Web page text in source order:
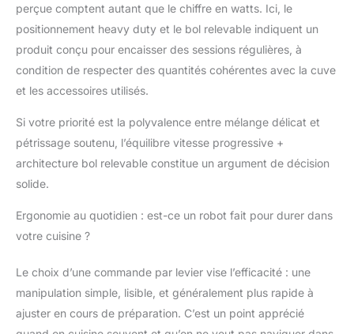
perçue comptent autant que le chiffre en watts. Ici, le
positionnement heavy duty et le bol relevable indiquent un
produit conçu pour encaisser des sessions régulières, à
condition de respecter des quantités cohérentes avec la cuve
et les accessoires utilisés.
Si votre priorité est la polyvalence entre mélange délicat et
pétrissage soutenu, l’équilibre vitesse progressive +
architecture bol relevable constitue un argument de décision
solide.
Ergonomie au quotidien : est-ce un robot fait pour durer dans
votre cuisine ?
Le choix d’une commande par levier vise l’efficacité : une
manipulation simple, lisible, et généralement plus rapide à
ajuster en cours de préparation. C’est un point apprécié